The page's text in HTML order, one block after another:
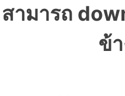
สามารถ
ข้